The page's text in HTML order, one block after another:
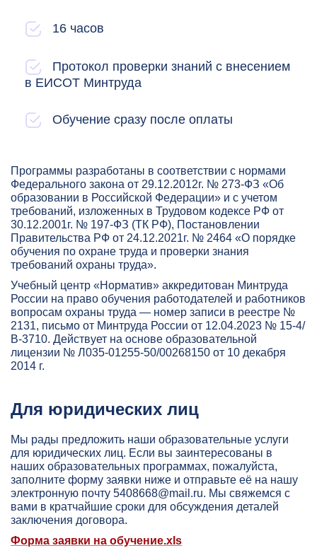
16 часов
Протокол проверки знаний с внесением
в ЕИСОТ Минтруда
Обучение сразу после оплаты
Программы разработаны в соответствии с нормами
Федерального закона от 29.12.2012г. № 273-ФЗ «Об
образовании в Российской Федерации» и с учетом
требований, изложенных в Трудовом кодексе РФ от
30.12.2001г. № 197-ФЗ (ТК РФ), Постановлении
Правительства РФ от 24.12.2021г. № 2464 «О порядке
обучения по охране труда и проверки знания
требований охраны труда».
Учебный центр «Норматив» аккредитован Минтруда
России на право обучения работодателей и работников
вопросам охраны труда — номер записи в реестре №
2131, письмо от Минтруда России от 12.04.2023 № 15-4/
В-3710. Действует на основе образовательной
лицензии № Л035-01255-50/00268150 от 10 декабря
2014 г.
Для юридических лиц
Мы рады предложить наши образовательные услуги
для юридических лиц. Если вы заинтересованы в
наших образовательных программах, пожалуйста,
заполните форму заявки ниже и отправьте её на нашу
электронную почту 5408668@mail.ru. Мы свяжемся с
вами в кратчайшие сроки для обсуждения деталей
заключения договора.
Форма заявки на обучение.xls